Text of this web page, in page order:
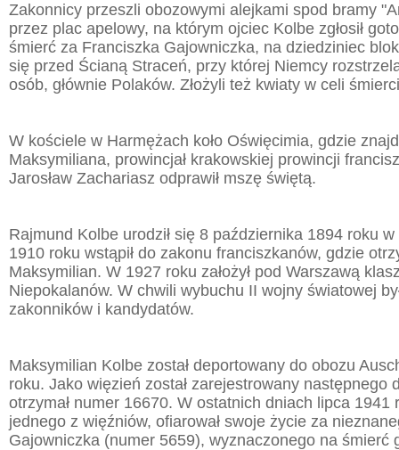
Zakonnicy przeszli obozowymi alejkami spod bramy
przez plac apelowy, na którym ojciec Kolbe zgłosił
śmierć za Franciszka Gajowniczka, na dziedziniec
się przed Ścianą Straceń, przy której Niemcy
osób, głównie Polaków. Złożyli też kwiaty w celi
W kościele w Harmężach koło Oświęcimia, gdzie
Maksymiliana, prowincjał krakowskiej prowincji
Jarosław Zachariasz odprawił mszę świętą.
Rajmund Kolbe urodził się 8 października 1894 roku
1910 roku wstąpił do zakonu franciszkanów, gdzie
Maksymilian. W 1927 roku założył pod Warszawą
Niepokalanów. W chwili wybuchu II wojny światowej
zakonników i kandydatów.
Maksymilian Kolbe został deportowany do obozu
roku. Jako więzień został zarejestrowany następnego
otrzymał numer 16670. W ostatnich dniach lipca 1941
jednego z więźniów, ofiarował swoje życie za
Gajowniczka (numer 5659), wyznaczonego na śmierć